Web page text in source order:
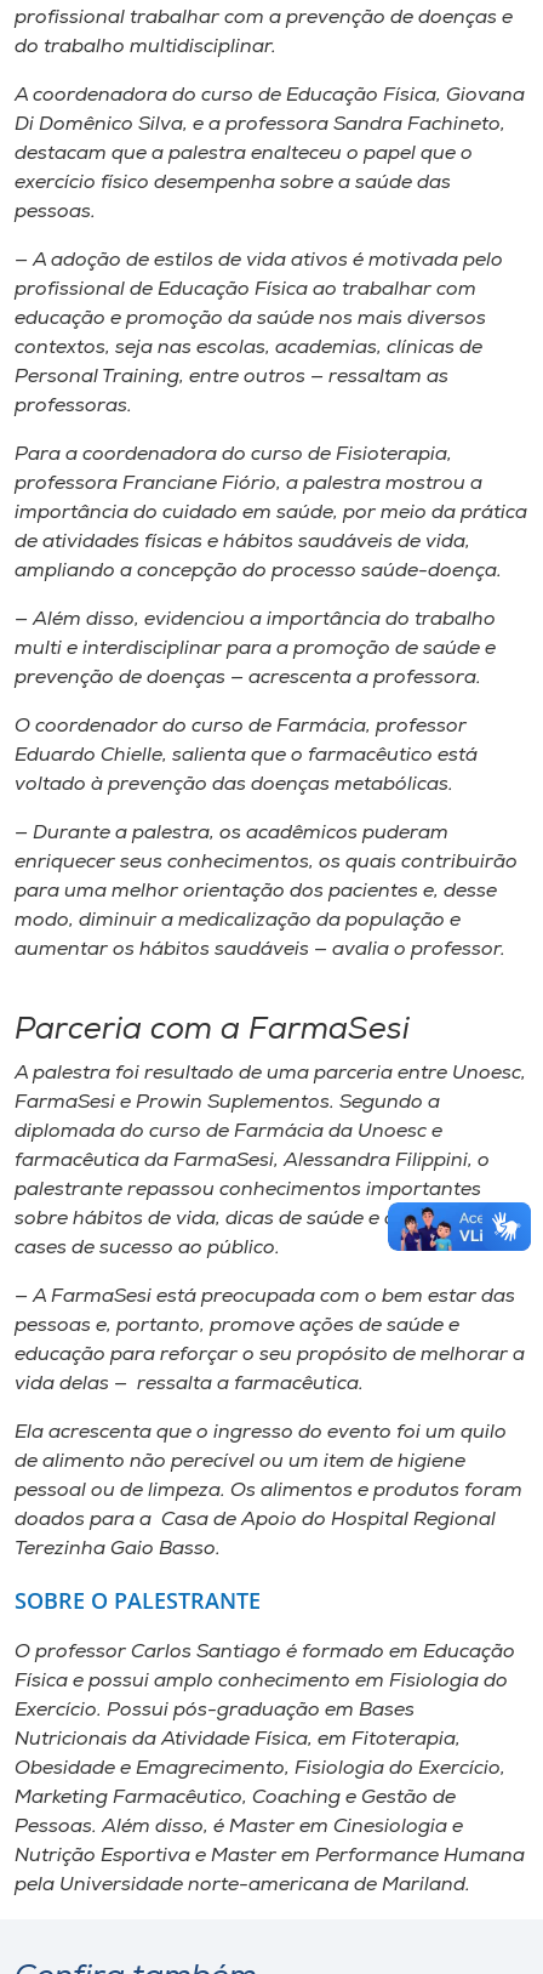
profissional trabalhar com a prevenção de doenças e
do trabalho multidisciplinar.
A coordenadora do curso de Educação Física, Giovana
Di Domênico Silva, e a professora Sandra Fachineto,
destacam que a palestra enalteceu o papel que o
exercício físico desempenha sobre a saúde das
pessoas.
— A adoção de estilos de vida ativos é motivada pelo
profissional de Educação Física ao trabalhar com
educação e promoção da saúde nos mais diversos
contextos, seja nas escolas, academias, clínicas de
Personal Training, entre outros — ressaltam as
professoras.
Para a coordenadora do curso de Fisioterapia,
professora Franciane Fiório, a palestra mostrou a
importância do cuidado em saúde, por meio da prática
de atividades físicas e hábitos saudáveis de vida,
ampliando a concepção do processo saúde-doença.
— Além disso, evidenciou a importância do trabalho
multi e interdisciplinar para a promoção de saúde e
prevenção de doenças — acrescenta a professora.
O coordenador do curso de Farmácia, professor
Eduardo Chielle, salienta que o farmacêutico está
voltado à prevenção das doenças metabólicas.
— Durante a palestra, os acadêmicos puderam
enriquecer seus conhecimentos, os quais contribuirão
para uma melhor orientação dos pacientes e, desse
modo, diminuir a medicalização da população e
aumentar os hábitos saudáveis — avalia o professor.
Parceria com a FarmaSesi
A palestra foi resultado de uma parceria entre Unoesc,
FarmaSesi e Prowin Suplementos. Segundo a
diplomada do curso de Farmácia da Unoesc e
farmacêutica da FarmaSesi, Alessandra Filippini, o
palestrante repassou conhecimentos importantes
sobre hábitos de vida, dicas de saúde e apresentou
cases de sucesso ao público.
— A FarmaSesi está preocupada com o bem estar das
pessoas e, portanto, promove ações de saúde e
educação para reforçar o seu propósito de melhorar a
vida delas — ressalta a farmacêutica.
Ela acrescenta que o ingresso do evento foi um quilo
de alimento não perecível ou um item de higiene
pessoal ou de limpeza. Os alimentos e produtos foram
doados para a Casa de Apoio do Hospital Regional
Terezinha Gaio Basso.
SOBRE O PALESTRANTE
O professor Carlos Santiago é formado em Educação
Física e possui amplo conhecimento em Fisiologia do
Exercício. Possui pós-graduação em Bases
Nutricionais da Atividade Física, em Fitoterapia,
Obesidade e Emagrecimento, Fisiologia do Exercício,
Marketing Farmacêutico, Coaching e Gestão de
Pessoas. Além disso, é Master em Cinesiologia e
Nutrição Esportiva e Master em Performance Humana
pela Universidade norte-americana de Mariland.